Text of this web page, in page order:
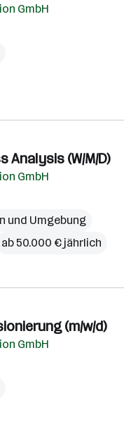
GmbH
Analysis (W/M/D)
GmbH
und Umgebung
ab 50.000 € jährlich
(m/w/d)
GmbH